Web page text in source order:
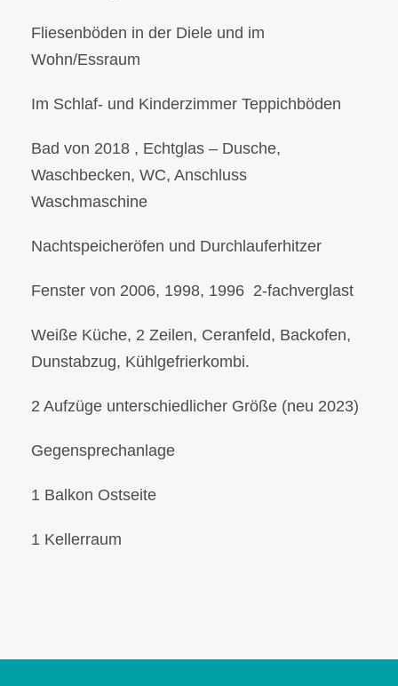
Fliesenböden in der Diele und im
Wohn/Essraum
Im Schlaf- und Kinderzimmer Teppichböden
Bad von 2018 , Echtglas – Dusche,
Waschbecken, WC, Anschluss
Waschmaschine
Nachtspeicheröfen und Durchlauferhitzer
Fenster von 2006, 1998, 1996 2-fachverglast
Weiße Küche, 2 Zeilen, Ceranfeld, Backofen,
Dunstabzug, Kühlgefrierkombi.
2 Aufzüge unterschiedlicher Größe (neu 2023)
Gegensprechanlage
1 Balkon Ostseite
1 Kellerraum